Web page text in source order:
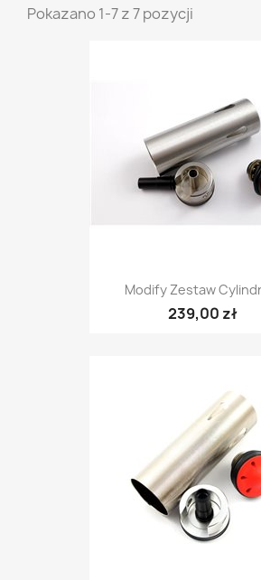
Pokazano 1-7 z 7 pozycji
Modify Zestaw
239,00 zł